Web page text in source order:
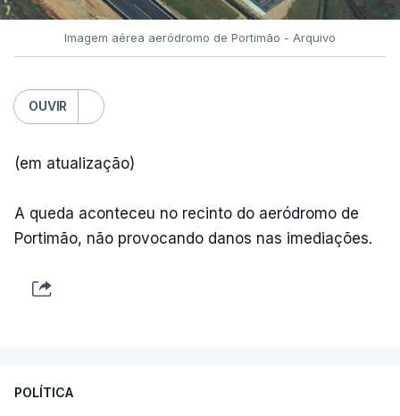
Imagem aérea aeródromo de Portimão - Arquivo
OUVIR
(em atualização)
A queda aconteceu no recinto do aeródromo de
Portimão, não provocando danos nas imediações.
POLÍTICA